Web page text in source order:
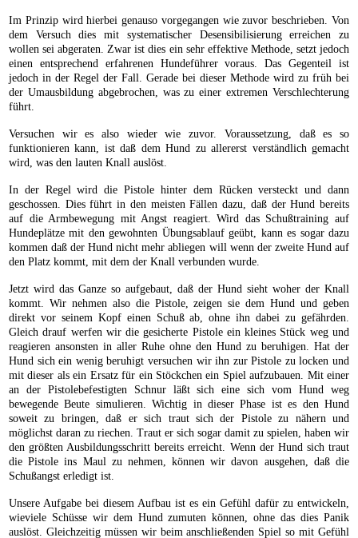
Im Prinzip wird hierbei genauso vorgegangen wie zuvor beschrieben. Von
dem Versuch dies mit systematischer Desensibilisierung erreichen zu
wollen sei abgeraten. Zwar ist dies ein sehr effektive Methode, setzt jedoch
einen entsprechend erfahrenen Hundeführer voraus. Das Gegenteil ist
jedoch in der Regel der Fall. Gerade bei dieser Methode wird zu früh bei
der Umausbildung abgebrochen, was zu einer extremen Verschlechterung
führt.
Versuchen wir es also wieder wie zuvor. Voraussetzung, daß es so
funktionieren kann, ist daß dem Hund zu allererst verständlich gemacht
wird, was den lauten Knall auslöst.
In der Regel wird die Pistole hinter dem Rücken versteckt und dann
geschossen. Dies führt in den meisten Fällen dazu, daß der Hund bereits
auf die Armbewegung mit Angst reagiert. Wird das Schußtraining auf
Hundeplätze mit den gewohnten Übungsablauf geübt, kann es sogar dazu
kommen daß der Hund nicht mehr abliegen will wenn der zweite Hund auf
den Platz kommt, mit dem der Knall verbunden wurde.
Jetzt wird das Ganze so aufgebaut, daß der Hund sieht woher der Knall
kommt. Wir nehmen also die Pistole, zeigen sie dem Hund und geben
direkt vor seinem Kopf einen Schuß ab, ohne ihn dabei zu gefährden.
Gleich drauf werfen wir die gesicherte Pistole ein kleines Stück weg und
reagieren ansonsten in aller Ruhe ohne den Hund zu beruhigen. Hat der
Hund sich ein wenig beruhigt versuchen wir ihn zur Pistole zu locken und
mit dieser als ein Ersatz für ein Stöckchen ein Spiel aufzubauen. Mit einer
an der Pistolebefestigten Schnur läßt sich eine sich vom Hund weg
bewegende Beute simulieren. Wichtig in dieser Phase ist es den Hund
soweit zu bringen, daß er sich traut sich der Pistole zu nähern und
möglichst daran zu riechen. Traut er sich sogar damit zu spielen, haben wir
den größten Ausbildungsschritt bereits erreicht. Wenn der Hund sich traut
die Pistole ins Maul zu nehmen, können wir davon ausgehen, daß die
Schußangst erledigt ist.
Unsere Aufgabe bei diesem Aufbau ist es ein Gefühl dafür zu entwickeln,
wieviele Schüsse wir dem Hund zumuten können, ohne das dies Panik
auslöst. Gleichzeitig müssen wir beim anschließenden Spiel so mit Gefühl